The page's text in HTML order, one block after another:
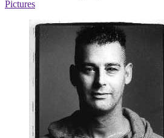
Pictures